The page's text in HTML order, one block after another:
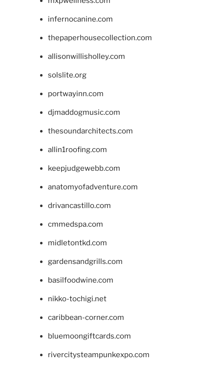
infernocanine.com
thepaperhousecollection.com
allisonwillisholley.com
solslite.org
portwayinn.com
djmaddogmusic.com
thesoundarchitects.com
allin1roofing.com
keepjudgewebb.com
anatomyofadventure.com
drivancastillo.com
cmmedspa.com
midletontkd.com
gardensandgrills.com
basilfoodwine.com
nikko-tochigi.net
caribbean-corner.com
bluemoongiftcards.com
rivercitysteampunkexpo.com